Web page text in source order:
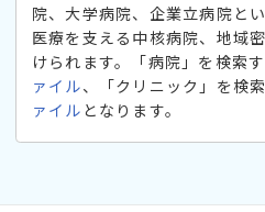
院、大学病院、企業立病院と
医療を支える中核病院、地域
けられます。「病院」を検索
ァイル、「クリニック」を検
ァイル となります。